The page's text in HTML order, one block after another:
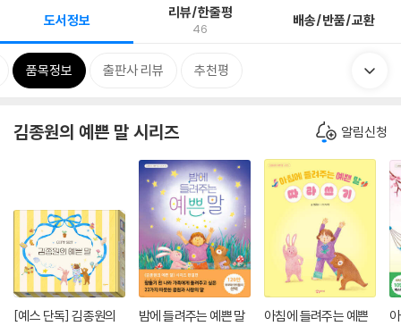
도서정보 리뷰/한줄평
46 배송/반품/교환
품목정보 출판사 리뷰 추천평
김종원의 예쁜 말 시리즈 알림신청
[예스 단독] 김종원의
밤에 들려주는 예쁜 말
아침에 들려주는 예쁜